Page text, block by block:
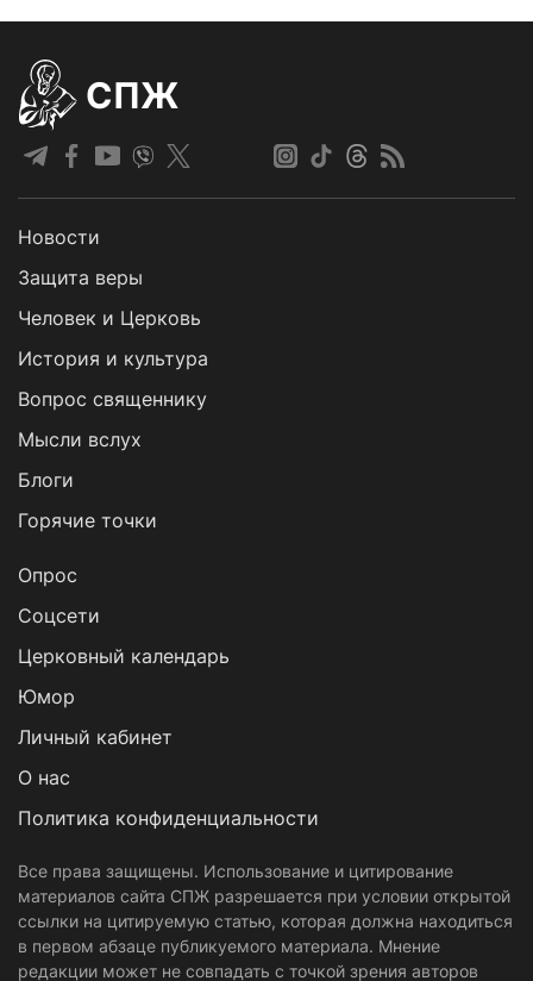
СПЖ
Новости
Защита веры
Человек и Церковь
История и культура
Вопрос священнику
Мысли вслух
Блоги
Горячие точки
Опрос
Cоцсети
Церковный календарь
Юмор
Личный кабинет
О нас
Политика конфиденциальности
Все права защищены. Использование и цитирование
материалов сайта СПЖ разрешается при условии открытой
ссылки на цитируемую статью, которая должна находиться
в первом абзаце публикуемого материала. Мнение
редакции может не совпадать с точкой зрения авторов